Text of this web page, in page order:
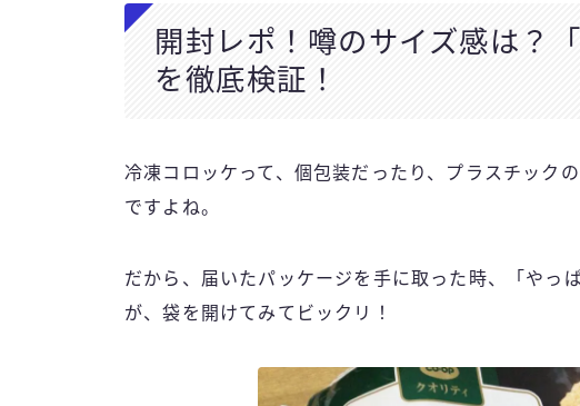
開封レポ！噂のサイズ感は？
を徹底検証！
冷凍コロッケって、個包装だったり、プラスチック
ですよね。
だから、届いたパッケージを手に取った時、「やっ
が、袋を開けてみてビックリ！